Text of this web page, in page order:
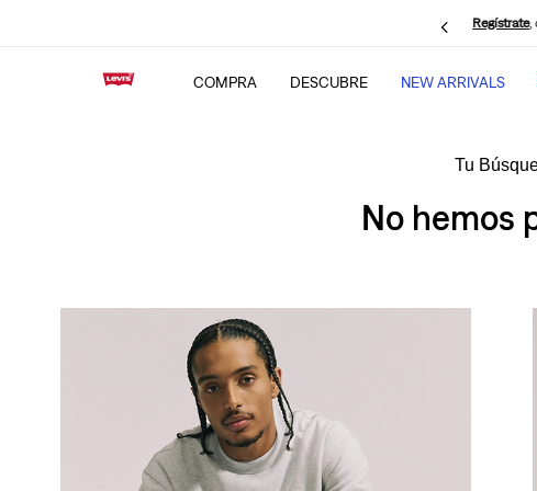
Regístrate,
COMPRA DESCUBRE NEW ARRIVALS
No hemos